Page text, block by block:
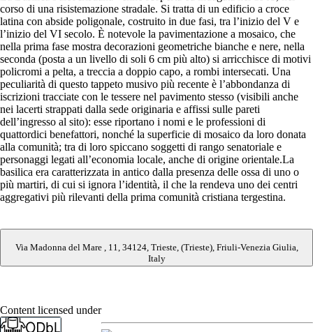
corso di una risistemazione stradale. Si tratta di un edificio a croce
latina con abside poligonale, costruito in due fasi, tra l’inizio del V e
l’inizio del VI secolo. È notevole la pavimentazione a mosaico, che
nella prima fase mostra decorazioni geometriche bianche e nere, nella
seconda (posta a un livello di soli 6 cm più alto) si arricchisce di motivi
policromi a pelta, a treccia a doppio capo, a rombi intersecati. Una
peculiarità di questo tappeto musivo più recente è l’abbondanza di
iscrizioni tracciate con le tessere nel pavimento stesso (visibili anche
nei lacerti strappati dalla sede originaria e affissi sulle pareti
dell’ingresso al sito): esse riportano i nomi e le professioni di
quattordici benefattori, nonché la superficie di mosaico da loro donata
alla comunità; tra di loro spiccano soggetti di rango senatoriale e
personaggi legati all’economia locale, anche di origine orientale.La
basilica era caratterizzata in antico dalla presenza delle ossa di uno o
più martiri, di cui si ignora l’identità, il che la rendeva uno dei centri
aggregativi più rilevanti della prima comunità cristiana tergestina.
Via Madonna del Mare , 11, 34124, Trieste, (Trieste), Friuli-Venezia Giulia,
Italy
Content licensed under